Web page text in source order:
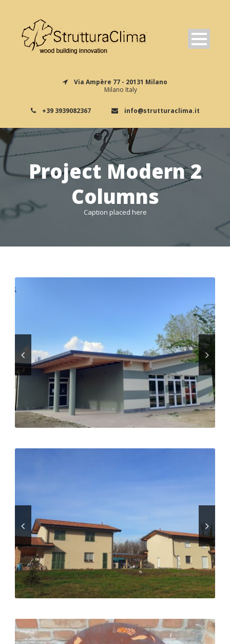
Via Ampère 77 - 20131 Milano
Milano Italy
+39 3939082367 info@strutturaclima.it
Project Modern 2
Columns
Caption placed here